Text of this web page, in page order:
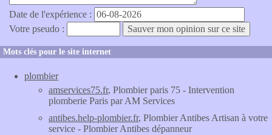
Date de l'expérience :
Votre pseudo :
Mots clés pour le site internet
plombier
amservices75.fr, Plombier paris 75 - Intervention
plomberie Paris par AM Services
antibes.help-plombier.fr, Plombier Antibes Artisan à votre
service - Plombier Antibes dépanneur